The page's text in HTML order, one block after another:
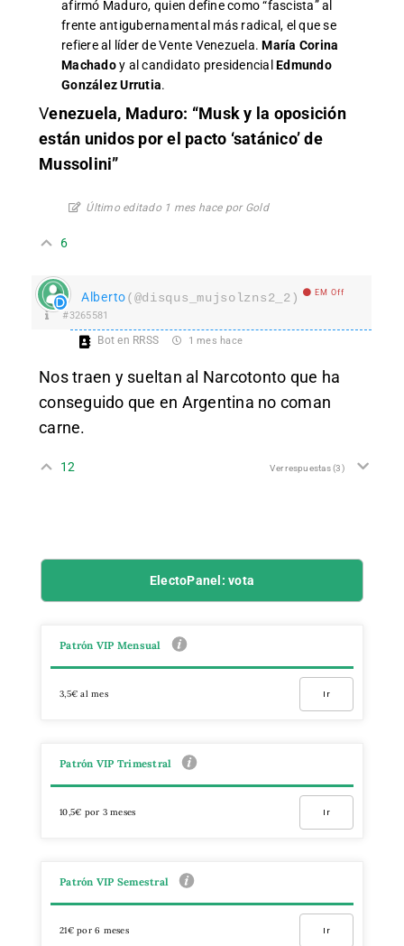
afirmó Maduro, quien define como “fascista” al
frente antigubernamental más radical, el que se
refiere al líder de Vente Venezuela.María Corina
Machadoy al candidato presidencial Edmundo
González Urrutia.
Venezuela, Maduro: “Musk y la oposición
están unidos por el pacto ‘satánico’ de
Mussolini”
Último editado 1 mes hace por Gold
6
Alberto(@disqus_mujsolzns2_2) EM Off
#3265581
Bot en RRSS 1 mes hace
Nos traen y sueltan al Narcotonto que ha
conseguido que en Argentina no coman
carne.
12 Ver respuestas(3)
ElectoPanel: vota
Patrón VIP Mensual
3,5€ al mes Ir
Patrón VIP Trimestral
10,5€ por 3 meses Ir
Patrón VIP Semestral
21€ por 6 meses Ir